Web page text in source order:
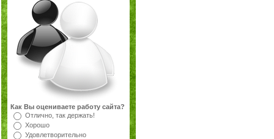
Как Вы оцениваете работу сайта?
Отлично, так держать!
Хорошо
Удовлетворительно